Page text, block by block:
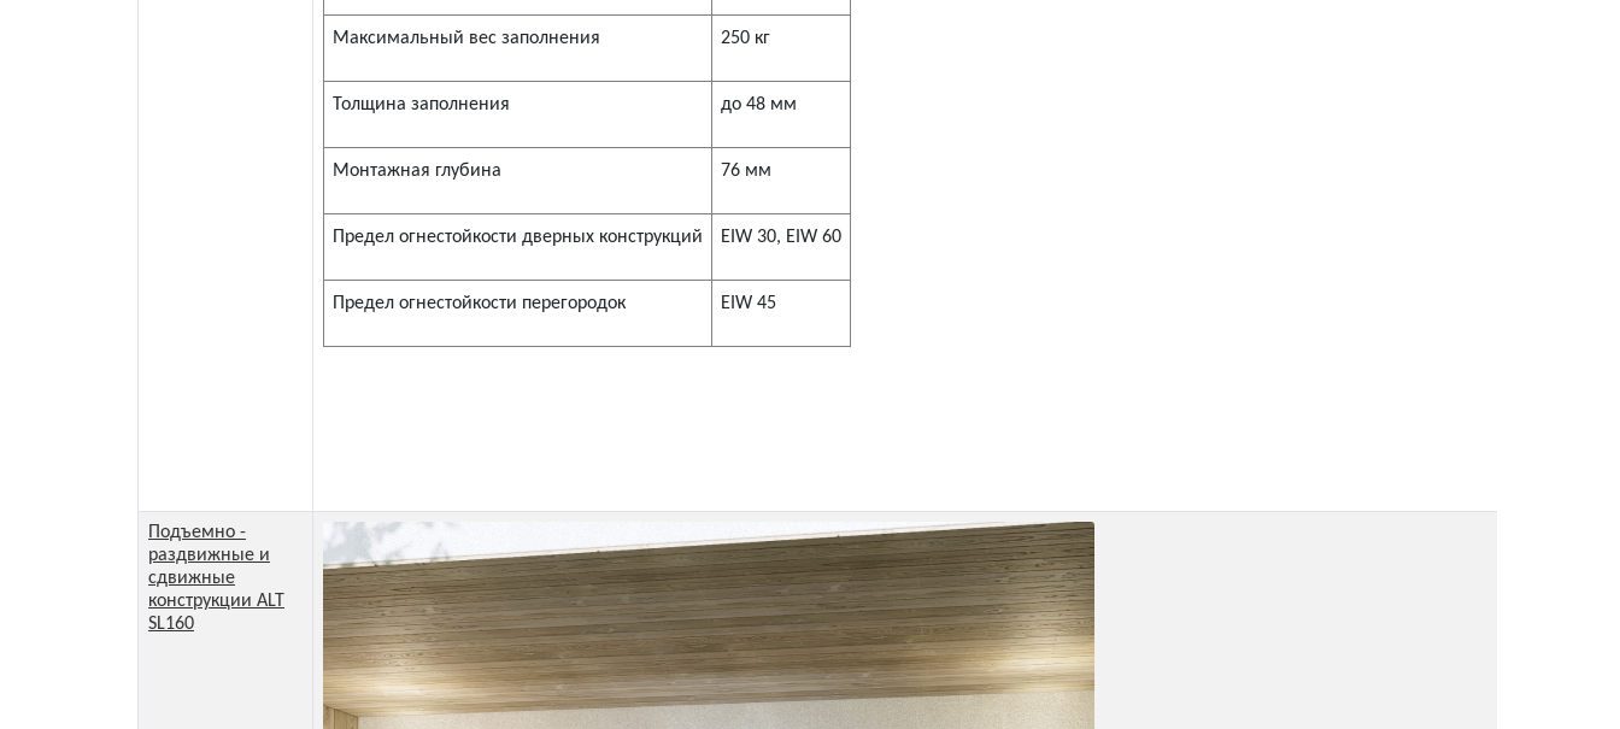
Максимальный вес заполнения 250 кг
Толщина заполнения до 48 мм
Монтажная глубина 76 мм
Предел огнестойкости дверных конструкций EIW 30, EIW 60
Предел огнестойкости перегородок EIW 45
Подъемно -
раздвижные и
сдвижные
конструкции ALT
SL160